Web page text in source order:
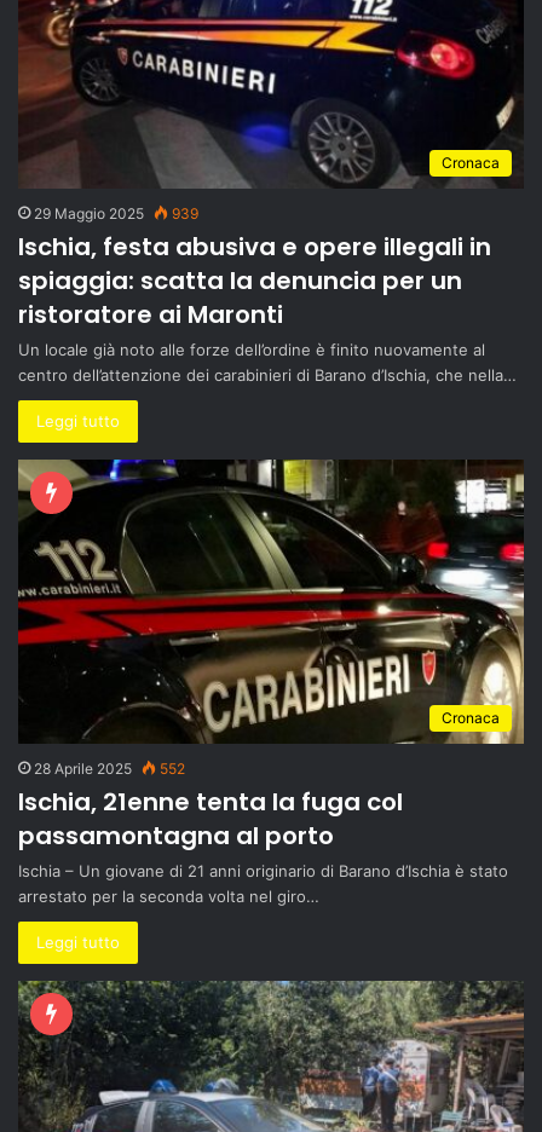
Cronaca
29 Maggio 2025 939
Ischia, festa abusiva e opere illegali in
spiaggia: scatta la denuncia per un
ristoratore ai Maronti
Un locale già noto alle forze dell’ordine è finito nuovamente al
centro dell’attenzione dei carabinieri di Barano d’Ischia, che nella…
Leggi tutto
Cronaca
28 Aprile 2025 552
Ischia, 21enne tenta la fuga col
passamontagna al porto
Ischia – Un giovane di 21 anni originario di Barano d’Ischia è stato
arrestato per la seconda volta nel giro…
Leggi tutto